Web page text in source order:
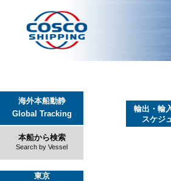
海外本船動静
Global Tracking
本船から検索
Search by Vessel
東京
輸出・輸
スケジ